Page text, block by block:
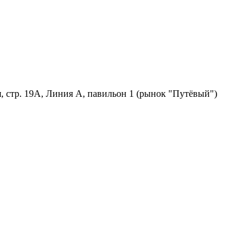
стр. 19А, Линия А, павильон 1 (рынок "Путёвый")